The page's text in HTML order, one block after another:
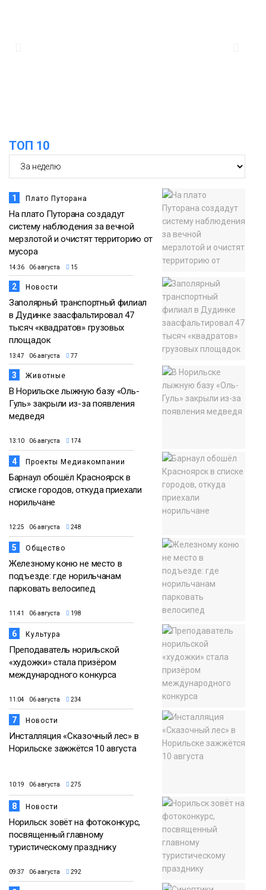
ТОП 10
1 Плато Путорана
На плато Путорана создадут
систему наблюдения за вечной
мерзлотой и очистят территорию от
мусора
14:36 06 августа 15
2 Новости
Заполярный транспортный филиал
в Дудинке заасфальтировал 47
тысяч «квадратов» грузовых
площадок
13:47 06 августа 77
3 Животные
В Норильске лыжную базу «Оль-
Гуль» закрыли из-за появления
медведя
13:10 06 августа 174
4 Проекты Медиакомпании
Барнаул обошёл Красноярск в
списке городов, откуда приехали
норильчане
12:25 06 августа 248
5 Общество
Железному коню не место в
подъезде: где норильчанам
парковать велосипед
11:41 06 августа 198
6 Культура
Преподаватель норильской
«художки» стала призёром
международного конкурса
11:04 06 августа 234
7 Новости
Инсталляция «Сказочный лес» в
Норильске зажжётся 10 августа
10:19 06 августа 275
8 Новости
Норильск зовёт на фотоконкурс,
посвященный главному
туристическому празднику
09:37 06 августа 292